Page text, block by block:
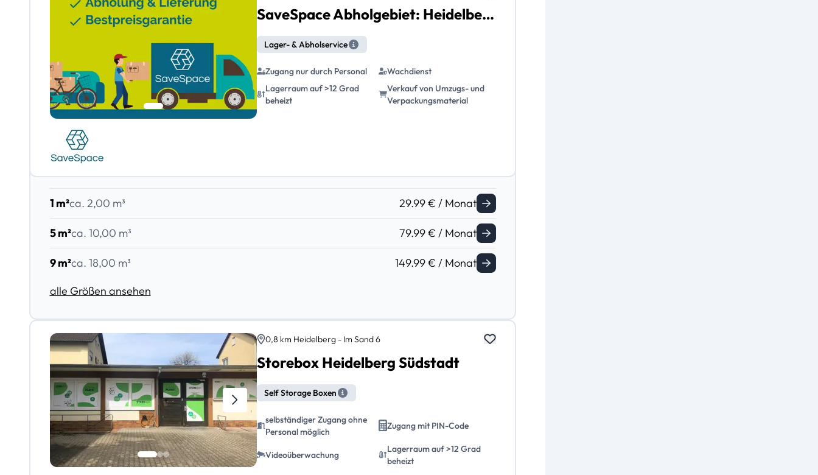
SaveSpace Abholgebiet: Heidelberg mit Abholung und Lieferung
Lager- & Abholservice
Zugang nur durch Personal
Wachdienst
Lagerraum auf >12 Grad
beheizt
Verkauf von Umzugs- und
Verpackungsmaterial
1 m²ca. 2,00 m³ 29.99 € / Monat
5 m²ca. 10,00 m³ 79.99 € / Monat
9 m²ca. 18,00 m³
149.99 € / Monat
alle Größen ansehen
0,8 km Heidelberg - Im Sand 6
Storebox Heidelberg Südstadt
Self Storage Boxen
selbständiger Zugang ohne
Personal möglich
Zugang mit PIN-Code
Videoüberwachung
Lagerraum auf >12 Grad
beheizt